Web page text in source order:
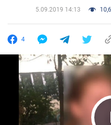
5.09.2019 14:13
4